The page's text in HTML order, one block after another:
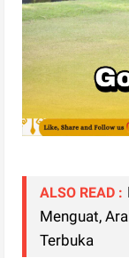
ALSO READ :
Menguat,
Terbuka